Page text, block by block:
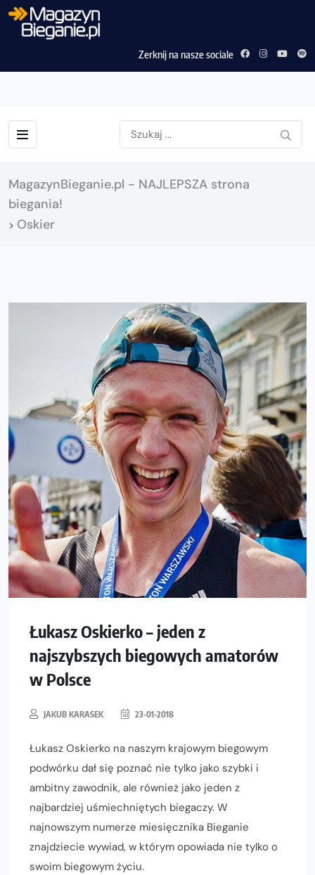
Zerknij na nasze sociale
MagazynBieganie.pl - NAJLEPSZA strona
biegania!
> Oskier
Łukasz Oskierko – jeden z
najszybszych biegowych amatorów
w Polsce
JAKUB KARASEK 23-01-2018
Łukasz Oskierko na naszym krajowym biegowym
podwórku dał się poznać nie tylko jako szybki i
ambitny zawodnik, ale również jako jeden z
najbardziej uśmiechniętych biegaczy. W
najnowszym numerze miesięcznika Bieganie
znajdziecie wywiad, w którym opowiada nie tylko o
swoim biegowym życiu.